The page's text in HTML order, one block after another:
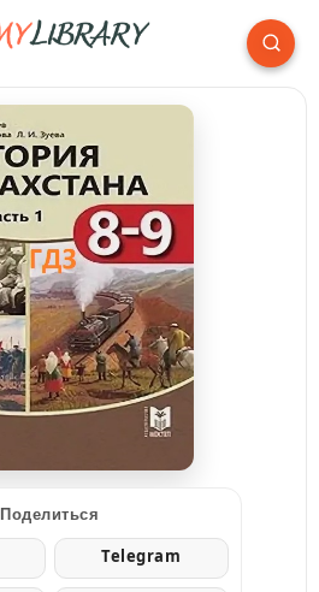
Поделиться
Telegram